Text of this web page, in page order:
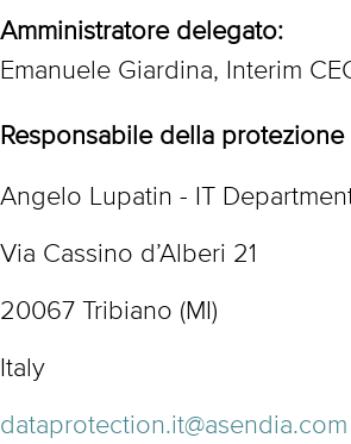
Amministratore delegato:
Emanuele Giardina, Interim
Responsabile della
Angelo Lupatin - IT
Via Cassino d’Alberi 21
20067 Tribiano (MI)
Italy
dataprotection.it@asendia.com